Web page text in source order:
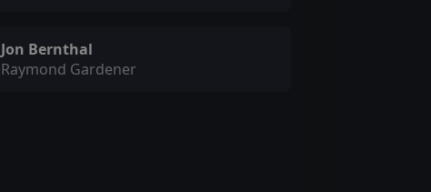
Jon Bernthal
Raymond Gardener